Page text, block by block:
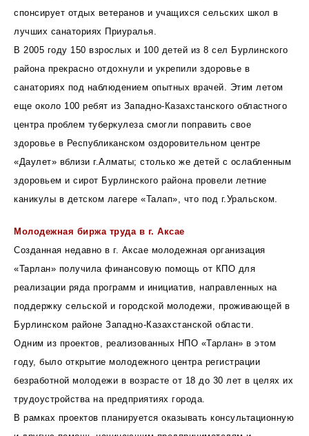
спонсирует отдых ветеранов и учащихся сельских школ в
лучших санаториях Приуралья.
В 2005 году 150 взрослых и 100 детей из 8 сел Бурлинского
района прекрасно отдохнули и укрепили здоровье в
санаториях под наблюдением опытных врачей. Этим летом
еще около 100 ребят из Западно-Казахстанского областного
центра проблем туберкулеза смогли поправить свое
здоровье в Республиканском оздоровительном центре
«Даулет» вблизи г.Алматы; столько же детей с ослабленным
здоровьем и сирот Бурлинского района провели летние
каникулы в детском лагере «Талап», что под г.Уральском.
Молодежная биржа труда в г. Аксае
Созданная недавно в г. Аксае молодежная организация
«Тарлан» получила финансовую помощь от КПО для
реализации ряда программ и инициатив, направленных на
поддержку сельской и городской молодежи, проживающей в
Бурлинском районе Западно-Казахстанской области.
Одним из проектов, реализованных НПО «Тарлан» в этом
году, было открытие молодежного центра регистрации
безработной молодежи в возрасте от 18 до 30 лет в целях их
трудоустройства на предприятиях города.
В рамках проектов планируется оказывать консультационную